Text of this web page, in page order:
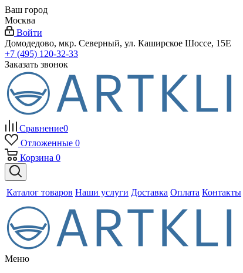
Ваш город
Москва
Войти
Домодедово, мкр. Северный, ул. Каширское Шоссе, 15Е
+7 (495) 120-32-33
Заказать звонок
Сравнение0
Отложенные 0
Корзина 0
Каталог товаров Наши услуги Доставка Оплата Контакты
Меню